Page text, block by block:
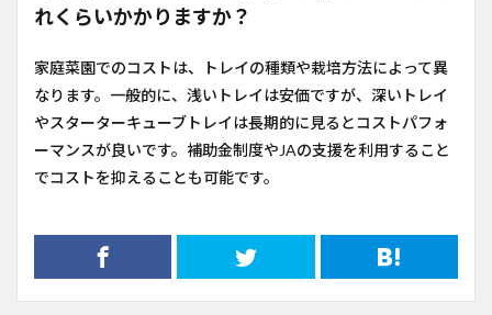
れくらいかかりますか？
家庭菜園でのコストは、トレイの種類や栽培方法によって異
なります。一般的に、浅いトレイは安価ですが、深いトレイ
やスターターキューブトレイは長期的に見るとコストパフォ
ーマンスが良いです。補助金制度やJAの支援を利用すること
でコストを抑えることも可能です。